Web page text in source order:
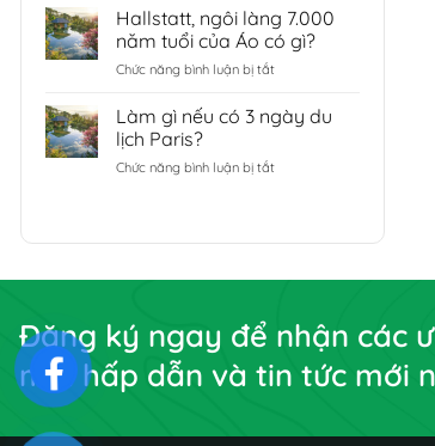
vào
hè
thu
màu
nghiệm
xin
visa
Mỹ
đâu
đậu
Hallstatt, ngôi làng 7.000
năm tuổi của Áo có gì?
Chức năng bình luận bị tắtở
ngôi
làng
năm
Làm gì nếu có 3 ngày du
lịch Paris?
Chức năng bình luận bị tắtở
có
lịch
Paris?
Đăng ký ngay để nhận các
mãi hấp dẫn và tin tức mới